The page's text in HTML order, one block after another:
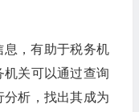
息，有助于税务机
关可以通过查询
析，找出其成为